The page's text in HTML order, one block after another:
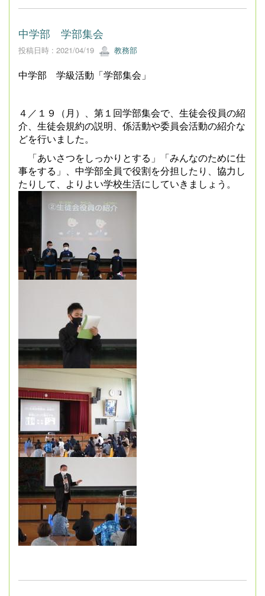
中学部 学部集会
投稿日時 : 2021/04/19 教務部
中学部 学級活動「学部集会」
４／１９（月）、第１回学部集会で、生徒会役員の紹
介、生徒会規約の説明、係活動や委員会活動の紹介な
どを行いました。
「あいさつをしっかりとする」「みんなのために仕
事をする」、中学部全員で役割を分担したり、協力し
たりして、よりよい学校生活にしていきましょう。